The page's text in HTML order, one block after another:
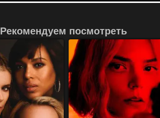
Рекомендуем посмотреть